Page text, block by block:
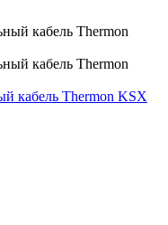
кабель Thermon KSX